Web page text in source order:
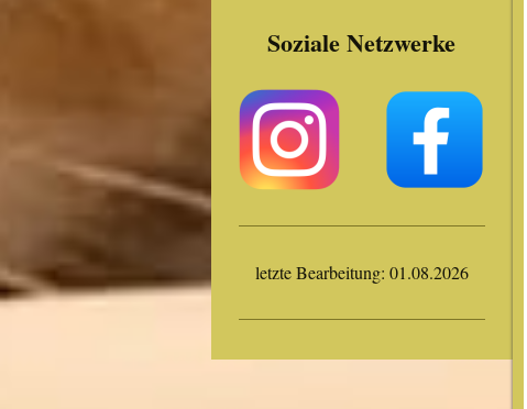
Soziale Netzwerke
letzte Bearbeitung: 01.08.2026